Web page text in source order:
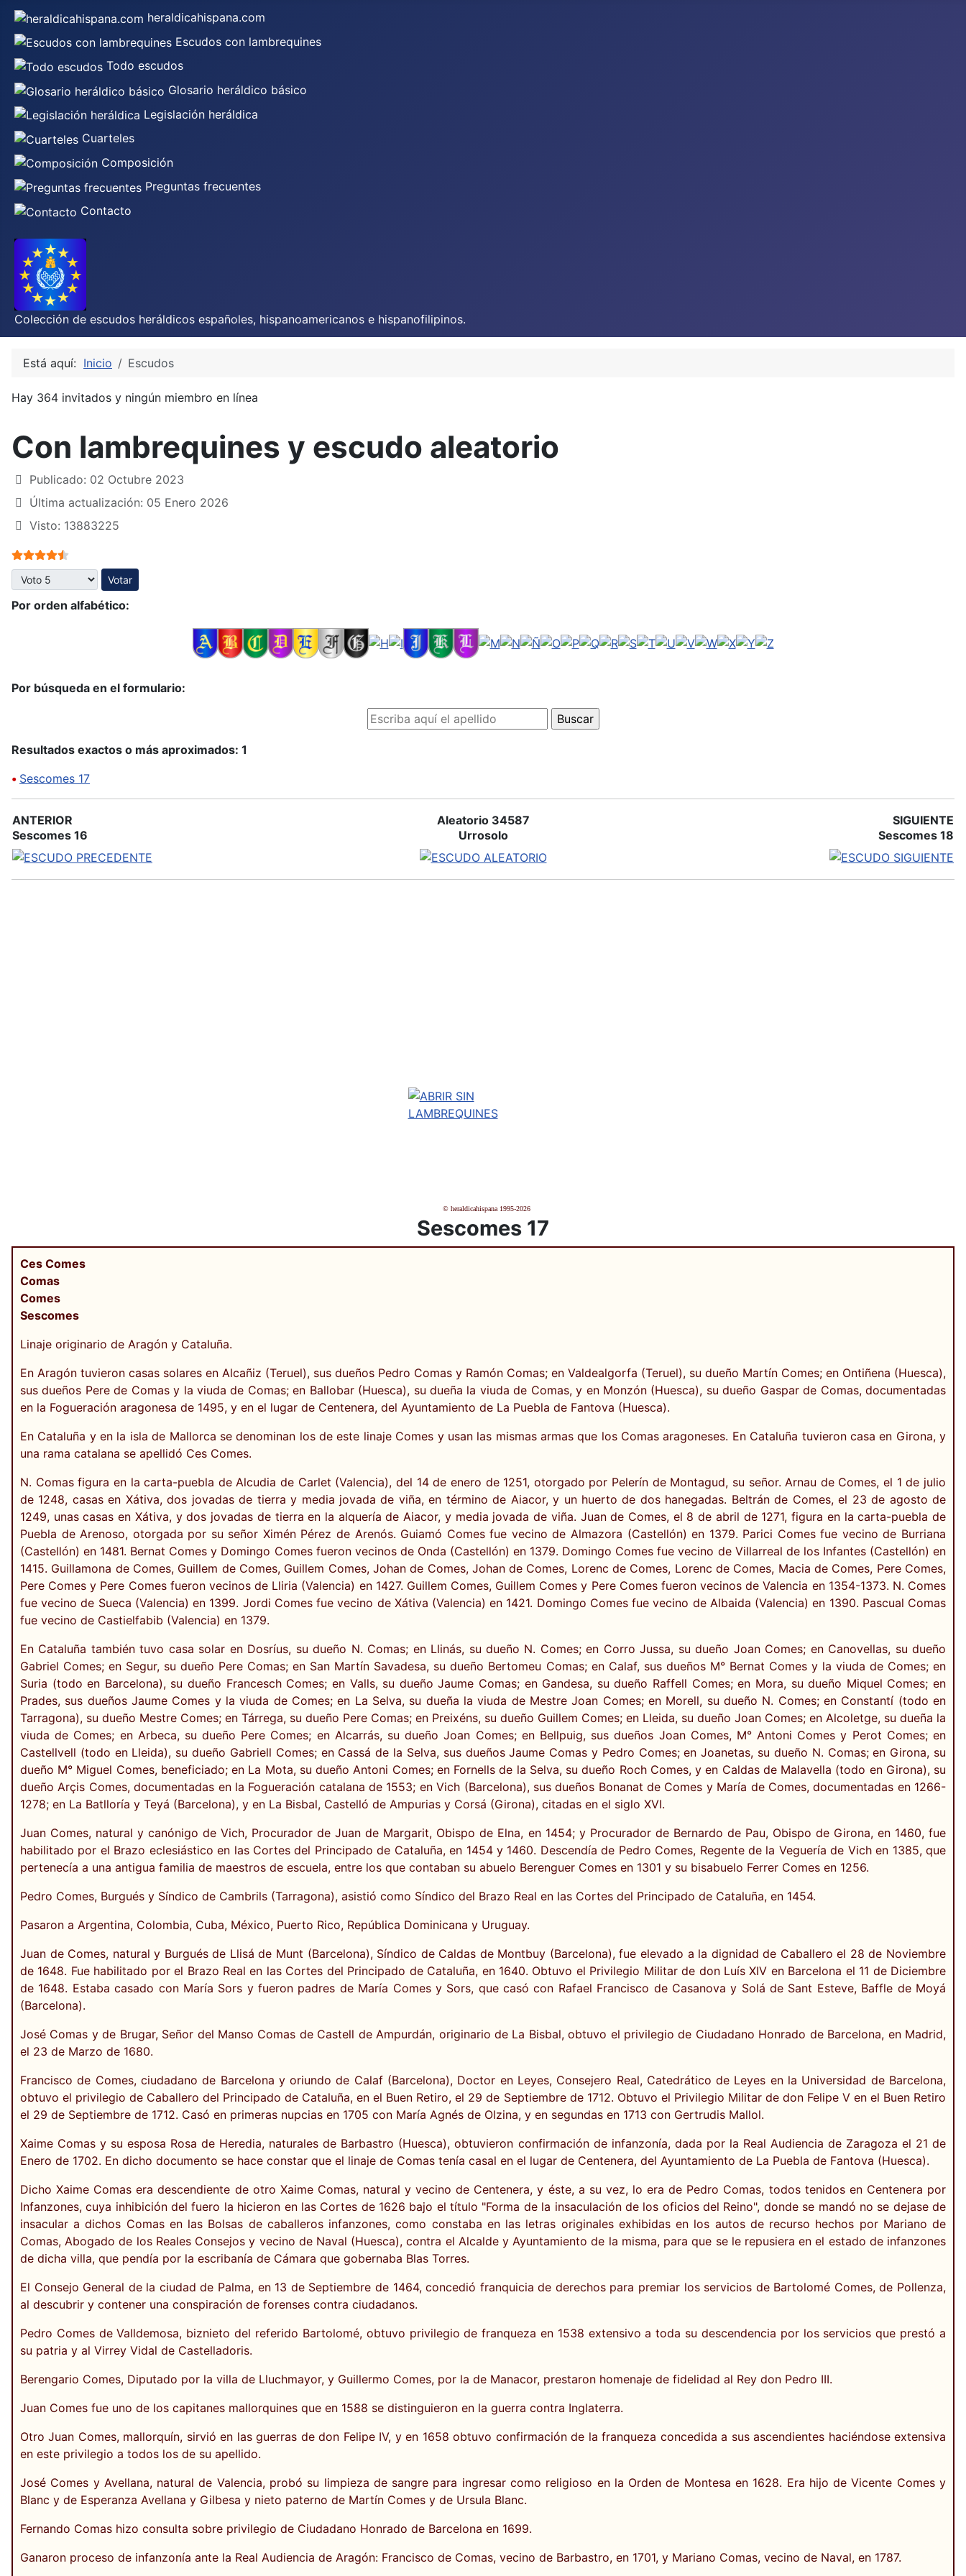
heraldicahispana.com
Escudos con lambrequines
Todo escudos
Glosario heráldico básico
Legislación heráldica
Cuarteles
Composición
Preguntas frecuentes
Contacto
Colección de escudos heráldicos españoles, hispanoamericanos e hispanofilipinos.
Está aquí: Inicio Escudos
Hay 364 invitados y ningún miembro en línea
Con lambrequines y escudo aleatorio
Publicado: 02 Octubre 2023
Última actualización: 05 Enero 2026
Visto: 13883225
Ratio:4.5/
Por favor, vote
Por orden alfabético:
Por búsqueda en el formulario:
Resultados exactos o más aproximados: 1
• Sescomes 17
ANTERIOR
Sescomes 16
Aleatorio 34587
Urrosolo
SIGUIENTE
Sescomes 18
© heraldicahispana 1995-2026
Sescomes 17
Ces Comes
Comas
Comes
Sescomes
Linaje originario de Aragón y Cataluña.
En Aragón tuvieron casas solares en Alcañiz (Teruel), sus dueños Pedro Comas y Ramón Comas; en Valdealgorfa (Teruel), su dueño Martín Comes; en Ontiñena (Huesca),
sus dueños Pere de Comas y la viuda de Comas; en Ballobar (Huesca), su dueña la viuda de Comas, y en Monzón (Huesca), su dueño Gaspar de Comas, documentadas
en la Fogueración aragonesa de 1495, y en el lugar de Centenera, del Ayuntamiento de La Puebla de Fantova (Huesca).
En Cataluña y en la isla de Mallorca se denominan los de este linaje Comes y usan las mismas armas que los Comas aragoneses. En Cataluña tuvieron casa en Girona, y
una rama catalana se apellidó Ces Comes.
N. Comas figura en la carta-puebla de Alcudia de Carlet (Valencia), del 14 de enero de 1251, otorgado por Pelerín de Montagud, su señor. Arnau de Comes, el 1 de julio
de 1248, casas en Xátiva, dos jovadas de tierra y media jovada de viña, en término de Aiacor, y un huerto de dos hanegadas. Beltrán de Comes, el 23 de agosto de
1249, unas casas en Xátiva, y dos jovadas de tierra en la alquería de Aiacor, y media jovada de viña. Juan de Comes, el 8 de abril de 1271, figura en la carta-puebla de
Puebla de Arenoso, otorgada por su señor Ximén Pérez de Arenós. Guiamó Comes fue vecino de Almazora (Castellón) en 1379. Parici Comes fue vecino de Burriana
(Castellón) en 1481. Bernat Comes y Domingo Comes fueron vecinos de Onda (Castellón) en 1379. Domingo Comes fue vecino de Villarreal de los Infantes (Castellón) en
1415. Guillamona de Comes, Guillem de Comes, Guillem Comes, Johan de Comes, Johan de Comes, Lorenc de Comes, Lorenc de Comes, Macia de Comes, Pere Comes,
Pere Comes y Pere Comes fueron vecinos de Lliria (Valencia) en 1427. Guillem Comes, Guillem Comes y Pere Comes fueron vecinos de Valencia en 1354-1373. N. Comes
fue vecino de Sueca (Valencia) en 1399. Jordi Comes fue vecino de Xátiva (Valencia) en 1421. Domingo Comes fue vecino de Albaida (Valencia) en 1390. Pascual Comas
fue vecino de Castielfabib (Valencia) en 1379.
En Cataluña también tuvo casa solar en Dosríus, su dueño N. Comas; en Llinás, su dueño N. Comes; en Corro Jussa, su dueño Joan Comes; en Canovellas, su dueño
Gabriel Comes; en Segur, su dueño Pere Comas; en San Martín Savadesa, su dueño Bertomeu Comas; en Calaf, sus dueños M° Bernat Comes y la viuda de Comes; en
Suria (todo en Barcelona), su dueño Francesch Comes; en Valls, su dueño Jaume Comas; en Gandesa, su dueño Raffell Comes; en Mora, su dueño Miquel Comes; en
Prades, sus dueños Jaume Comes y la viuda de Comes; en La Selva, su dueña la viuda de Mestre Joan Comes; en Morell, su dueño N. Comes; en Constantí (todo en
Tarragona), su dueño Mestre Comes; en Tárrega, su dueño Pere Comas; en Preixéns, su dueño Guillem Comes; en Lleida, su dueño Joan Comes; en Alcoletge, su dueña la
viuda de Comes; en Arbeca, su dueño Pere Comes; en Alcarrás, su dueño Joan Comes; en Bellpuig, sus dueños Joan Comes, M° Antoni Comes y Perot Comes; en
Castellvell (todo en Lleida), su dueño Gabriell Comes; en Cassá de la Selva, sus dueños Jaume Comas y Pedro Comes; en Joanetas, su dueño N. Comas; en Girona, su
dueño M° Miguel Comes, beneficiado; en La Mota, su dueño Antoni Comes; en Fornells de la Selva, su dueño Roch Comes, y en Caldas de Malavella (todo en Girona), su
dueño Arçis Comes, documentadas en la Fogueración catalana de 1553; en Vich (Barcelona), sus dueños Bonanat de Comes y María de Comes, documentadas en 1266-
1278; en La Batlloría y Teyá (Barcelona), y en La Bisbal, Castelló de Ampurias y Corsá (Girona), citadas en el siglo XVI.
Juan Comes, natural y canónigo de Vich, Procurador de Juan de Margarit, Obispo de Elna, en 1454; y Procurador de Bernardo de Pau, Obispo de Girona, en 1460, fue
habilitado por el Brazo eclesiástico en las Cortes del Principado de Cataluña, en 1454 y 1460. Descendía de Pedro Comes, Regente de la Veguería de Vich en 1385, que
pertenecía a una antigua familia de maestros de escuela, entre los que contaban su abuelo Berenguer Comes en 1301 y su bisabuelo Ferrer Comes en 1256.
Pedro Comes, Burgués y Síndico de Cambrils (Tarragona), asistió como Síndico del Brazo Real en las Cortes del Principado de Cataluña, en 1454.
Pasaron a Argentina, Colombia, Cuba, México, Puerto Rico, República Dominicana y Uruguay.
Juan de Comes, natural y Burgués de Llisá de Munt (Barcelona), Síndico de Caldas de Montbuy (Barcelona), fue elevado a la dignidad de Caballero el 28 de Noviembre
de 1648. Fue habilitado por el Brazo Real en las Cortes del Principado de Cataluña, en 1640. Obtuvo el Privilegio Militar de don Luís XIV en Barcelona el 11 de Diciembre
de 1648. Estaba casado con María Sors y fueron padres de María Comes y Sors, que casó con Rafael Francisco de Casanova y Solá de Sant Esteve, Baffle de Moyá
(Barcelona).
José Comas y de Brugar, Señor del Manso Comas de Castell de Ampurdán, originario de La Bisbal, obtuvo el privilegio de Ciudadano Honrado de Barcelona, en Madrid,
el 23 de Marzo de 1680.
Francisco de Comes, ciudadano de Barcelona y oriundo de Calaf (Barcelona), Doctor en Leyes, Consejero Real, Catedrático de Leyes en la Universidad de Barcelona,
obtuvo el privilegio de Caballero del Principado de Cataluña, en el Buen Retiro, el 29 de Septiembre de 1712. Obtuvo el Privilegio Militar de don Felipe V en el Buen Retiro
el 29 de Septiembre de 1712. Casó en primeras nupcias en 1705 con María Agnés de Olzina, y en segundas en 1713 con Gertrudis Mallol.
Xaime Comas y su esposa Rosa de Heredia, naturales de Barbastro (Huesca), obtuvieron confirmación de infanzonía, dada por la Real Audiencia de Zaragoza el 21 de
Enero de 1702. En dicho documento se hace constar que el linaje de Comas tenía casal en el lugar de Centenera, del Ayuntamiento de La Puebla de Fantova (Huesca).
Dicho Xaime Comas era descendiente de otro Xaime Comas, natural y vecino de Centenera, y éste, a su vez, lo era de Pedro Comas, todos tenidos en Centenera por
Infanzones, cuya inhibición del fuero la hicieron en las Cortes de 1626 bajo el título "Forma de la insaculación de los oficios del Reino", donde se mandó no se dejase de
insacular a dichos Comas en las Bolsas de caballeros infanzones, como constaba en las letras originales exhibidas en los autos de recurso hechos por Mariano de
Comas, Abogado de los Reales Consejos y vecino de Naval (Huesca), contra el Alcalde y Ayuntamiento de la misma, para que se le repusiera en el estado de infanzones
de dicha villa, que pendía por la escribanía de Cámara que gobernaba Blas Torres.
El Consejo General de la ciudad de Palma, en 13 de Septiembre de 1464, concedió franquicia de derechos para premiar los servicios de Bartolomé Comes, de Pollenza,
al descubrir y contener una conspiración de forenses contra ciudadanos.
Pedro Comes de Valldemosa, biznieto del referido Bartolomé, obtuvo privilegio de franqueza en 1538 extensivo a toda su descendencia por los servicios que prestó a
su patria y al Virrey Vidal de Castelladoris.
Berengario Comes, Diputado por la villa de Lluchmayor, y Guillermo Comes, por la de Manacor, prestaron homenaje de fidelidad al Rey don Pedro III.
Juan Comes fue uno de los capitanes mallorquines que en 1588 se distinguieron en la guerra contra Inglaterra.
Otro Juan Comes, mallorquín, sirvió en las guerras de don Felipe IV, y en 1658 obtuvo confirmación de la franqueza concedida a sus ascendientes haciéndose extensiva
en este privilegio a todos los de su apellido.
José Comes y Avellana, natural de Valencia, probó su limpieza de sangre para ingresar como religioso en la Orden de Montesa en 1628. Era hijo de Vicente Comes y
Blanc y de Esperanza Avellana y Gilbesa y nieto paterno de Martín Comes y de Ursula Blanc.
Fernando Comas hizo consulta sobre privilegio de Ciudadano Honrado de Barcelona en 1699.
Ganaron proceso de infanzonía ante la Real Audiencia de Aragón: Francisco de Comas, vecino de Barbastro, en 1701, y Mariano Comas, vecino de Naval, en 1787.